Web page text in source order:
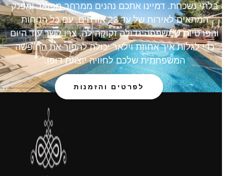
בלתי נשכחת. דמיינו אתכם נהנים ממרחב מפואר ומפנק
המתאים לאירוח של עד 22 אורחים, עם כל הנוחות
והפרטיות שמשפחה גדולה זקוקה לה. צרו קשר עוד היום
כדי לגלות איך אחוזת וילאר יכולה להפוך את החופשה
המשפחתית שלכם לחוויה יוצאת דופן.
לפרטים והזמנות